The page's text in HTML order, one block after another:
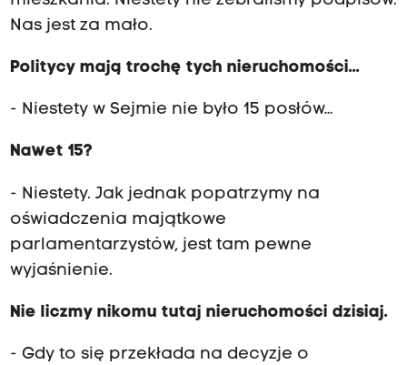
Nas jest za mało.
Politycy mają trochę tych nieruchomości...
- Niestety w Sejmie nie było 15 posłów…
Nawet 15?
- Niestety. Jak jednak popatrzymy na
oświadczenia majątkowe
parlamentarzystów, jest tam pewne
wyjaśnienie.
Nie liczmy nikomu tutaj nieruchomości dzisiaj.
- Gdy to się przekłada na decyzje o